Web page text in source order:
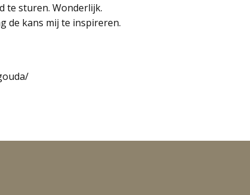
te sturen. Wonderlijk.
de kans mij te inspireren.